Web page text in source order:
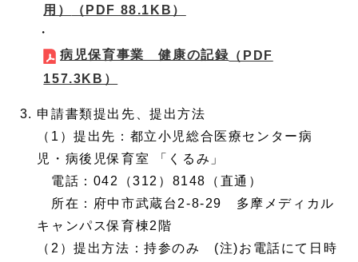
用）
（PDF 88.1KB）
・
病児保育事業 健康の記録 （PDF
157.3KB）
申請書類提出先、提出方法
（1）提出先：都立小児総合医療センター病
児・病後児保育室 「くるみ」
電話：042（312）8148（直通）
所在：府中市武蔵台2-8-29 多摩メディカル
キャンパス保育棟2階
（2）提出方法：持参のみ (注)お電話にて日時